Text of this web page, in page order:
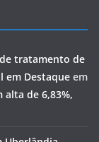
tratamento de
em Destaque em
de 6,83%,